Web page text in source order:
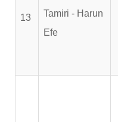
13
Tamiri - Harun
Efe